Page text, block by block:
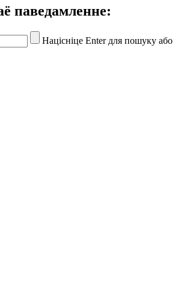
паведамленне:
Націсніце Enter для пошуку або